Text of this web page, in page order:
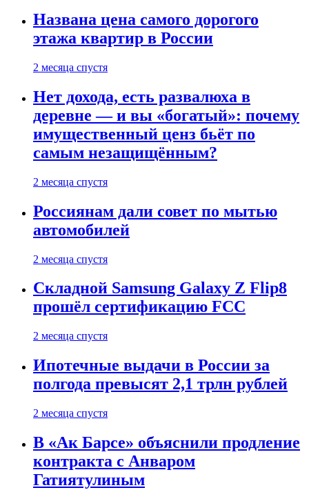
Названа цена самого дорогого
этажа квартир в России
2 месяца спустя
Нет дохода, есть развалюха в
деревне — и вы «богатый»: почему
имущественный ценз бьёт по
самым незащищённым?
2 месяца спустя
Россиянам дали совет по мытью
автомобилей
2 месяца спустя
Складной Samsung Galaxy Z Flip8
прошёл сертификацию FCC
2 месяца спустя
Ипотечные выдачи в России за
полгода превысят 2,1 трлн рублей
2 месяца спустя
В «Ак Барсе» объяснили продление
контракта с Анваром
Гатиятулиным